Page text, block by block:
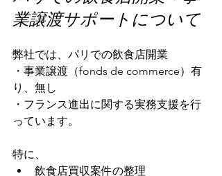
業譲渡サポートについて
弊社では、パリでの飲食店開業
・事業譲渡（fonds de commerce）有
り、無し
・フランス進出に関する実務支援を行
っています。
特に、
飲食店買収案件の整理